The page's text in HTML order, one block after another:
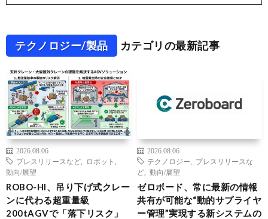
テクノロジー/製品 カテゴリの最新記事
2026.08.06
プレスリリースなど
ロボット
動向/展望
ROBO-HI、吊り下げ式クレー
ンに代わる超重量級
200tAGVで「落下リスク」
2026.08.06
テクノロジー
プレスリリースな
ど
動向/展望
ゼロボード、常に最新の情報
共有が可能な“動的サプライヤ
ー管理”実現する新システムの